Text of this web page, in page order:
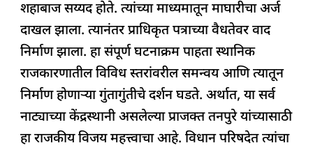
शहाबाज सय्यद होते. त्यांच्या माध्यमातून माघारीचा अर्ज
दाखल झाला. त्यानंतर प्राधिकृत पत्राच्या वैधतेवर वाद
निर्माण झाला. हा संपूर्ण घटनाक्रम पाहता स्थानिक
राजकारणातील विविध स्तरांवरील समन्वय आणि त्यातून
निर्माण होणाऱ्या गुंतागुंतीचे दर्शन घडते. अर्थात, या सर्व
नाट्याच्या केंद्रस्थानी असलेल्या प्राजक्त तनपुरे यांच्यासाठी
हा राजकीय विजय महत्त्वाचा आहे. विधान परिषदेत त्यांचा